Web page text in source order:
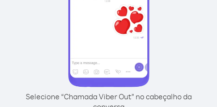
Selecione “Chamada Viber Out” no cabeçalho da